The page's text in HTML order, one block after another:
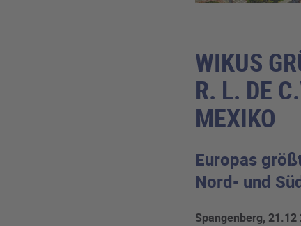
WIKUS
R. L. DE
MEXIKO
Europas
Nord- und
Spangenberg, 21.12